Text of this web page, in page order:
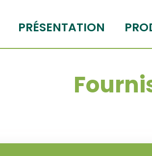
PRÉSENTATION